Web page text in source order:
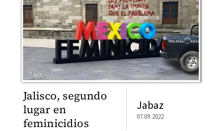
Jalisco, segundo
lugar en
feminicidios
Jabaz
07.09.2022